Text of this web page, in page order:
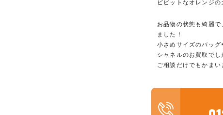
ビビットなオレンジ
お品物の状態も綺麗
ました！
小さめサイズのバッグ
シャネルのお買取でし
ご相談だけでもかま